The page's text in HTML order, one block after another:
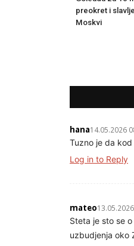
preokret i
Moskvi
hana14.05.2026
Tuzno je da
Log in to Reply
mateo
Steta je sto se
uzbudjenja oko